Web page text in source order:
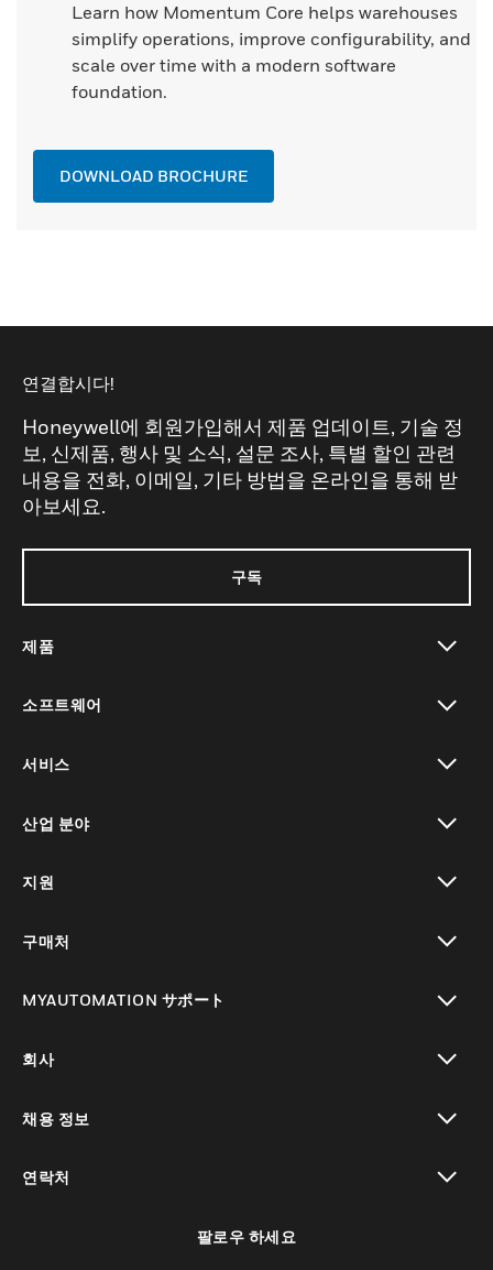
Learn how Momentum Core helps warehouses
simplify operations, improve configurability, and
scale over time with a modern software
foundation.
DOWNLOAD BROCHURE
연결합시다!
Honeywell에 회원가입해서 제품 업데이트, 기술 정
보, 신제품, 행사 및 소식, 설문 조사, 특별 할인 관련
내용을 전화, 이메일, 기타 방법을 온라인을 통해 받
아보세요.
구독
제품
소프트웨어
서비스
산업 분야
지원
구매처
MYAUTOMATION サポート
회사
채용 정보
연락처
팔로우 하세요